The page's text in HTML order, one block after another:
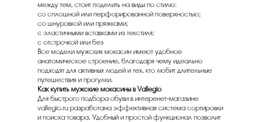
между тем, стоит поделить на виды по стилю:
со сплошной или перфорированной поверхностью;
со шнуровкой или пряжками;
с эластичными вставками из текстиля;
с отстрочкой или без
Все модели мужских мокасин имеют удобное
анатомическое строение, благодаря чему идеально
подходят для активных людей и тех, кто любит длительные
путешествия и прогулки.
Как купить мужские мокасины в Vallegio
Для быстрого подбора обуви в интеренет-магазине
vallegio.ru разработана эффективная система сортировки
и поиска товара. Удобный и простой функционал позволит